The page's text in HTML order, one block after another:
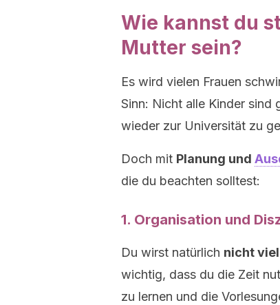
Wie kannst du
Mutter sein?
Es wird vielen Frauen
Sinn: Nicht alle Kinder
wieder zur Universität zu
Doch mit Planung und
die du beachten solltest:
1. Organisation und
Du wirst natürlich nicht viel
wichtig, dass du die Zeit
zu lernen und die